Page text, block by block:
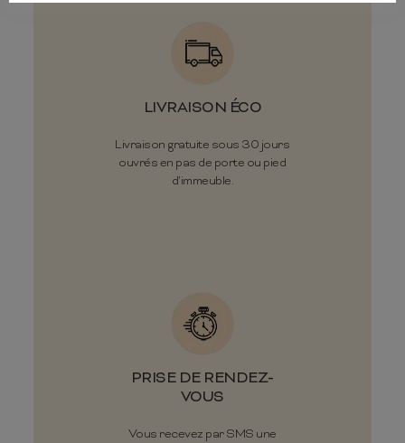
LIVRAISON ÉCO
Livraison gratuite sous 30 jours
ouvrés en pas de porte ou pied
d'immeuble.
PRISE DE RENDEZ-
VOUS
Vous recevez par SMS une